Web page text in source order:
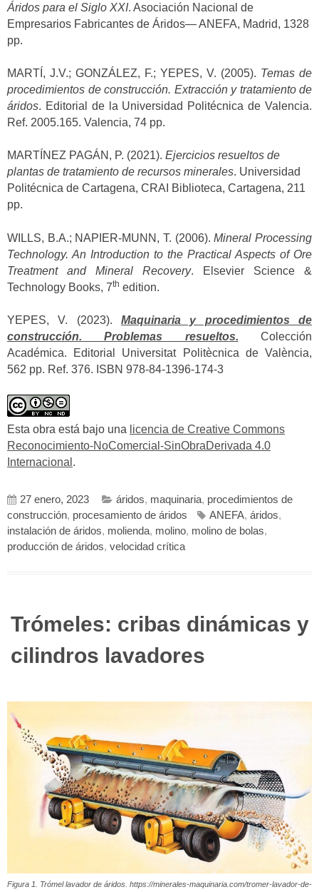
Áridos para el Siglo XXI. Asociación Nacional de
Empresarios Fabricantes de Áridos— ANEFA, Madrid, 1328
pp.
MARTÍ, J.V.; GONZÁLEZ, F.; YEPES, V. (2005). Temas de
procedimientos de construcción. Extracción y tratamiento de
áridos. Editorial de la Universidad Politécnica de Valencia.
Ref. 2005.165. Valencia, 74 pp.
MARTÍNEZ PAGÁN, P. (2021). Ejercicios resueltos de
plantas de tratamiento de recursos minerales. Universidad
Politécnica de Cartagena, CRAI Biblioteca, Cartagena, 211
pp.
WILLS, B.A.; NAPIER-MUNN, T. (2006).Mineral Processing
Technology. An Introduction to the Practical Aspects of Ore
Treatment and Mineral Recovery. Elsevier Science &
Technology Books, 7th edition.
YEPES, V. (2023). Maquinaria y procedimientos de
construcción. Problemas resueltos. Colección
Académica. Editorial Universitat Politècnica de València,
562 pp. Ref. 376. ISBN 978-84-1396-174-3
Esta obra está bajo una licencia de Creative Commons
Reconocimiento-NoComercial-SinObraDerivada 4.0
Internacional .
27 enero, 2023 áridos, maquinaria, procedimientos de
construcción, procesamiento de áridos ANEFA, áridos,
instalación de áridos, molienda, molino, molino de bolas,
producción de áridos, velocidad crítica
Trómeles: cribas dinámicas y
cilindros lavadores
Figura 1. Trómel lavador de áridos. https://minerales-maquinaria.com/tromer-lavador-de-